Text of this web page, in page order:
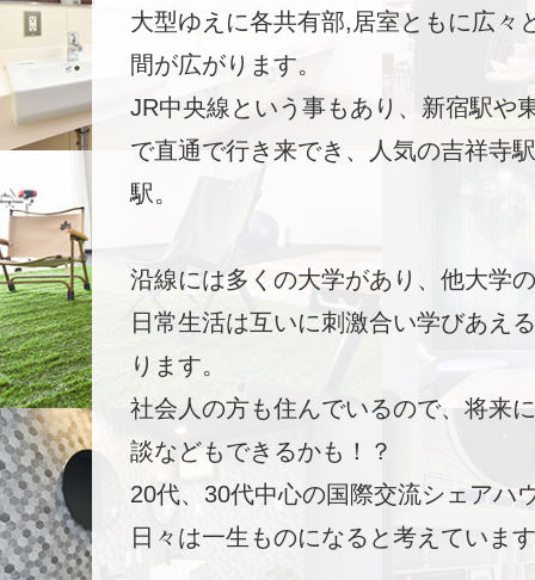
大型ゆえに各共有部,居室ともに広々
間が広がります。
JR中央線という事もあり、新宿駅や
で直通で行き来でき、人気の吉祥寺
駅。
沿線には多くの大学があり、他大学
日常生活は互いに刺激合い学びあえ
ります。
社会人の方も住んでいるので、将来
談などもできるかも！？
20代、30代中心の国際交流シェアハ
日々は一生ものになると考えていま